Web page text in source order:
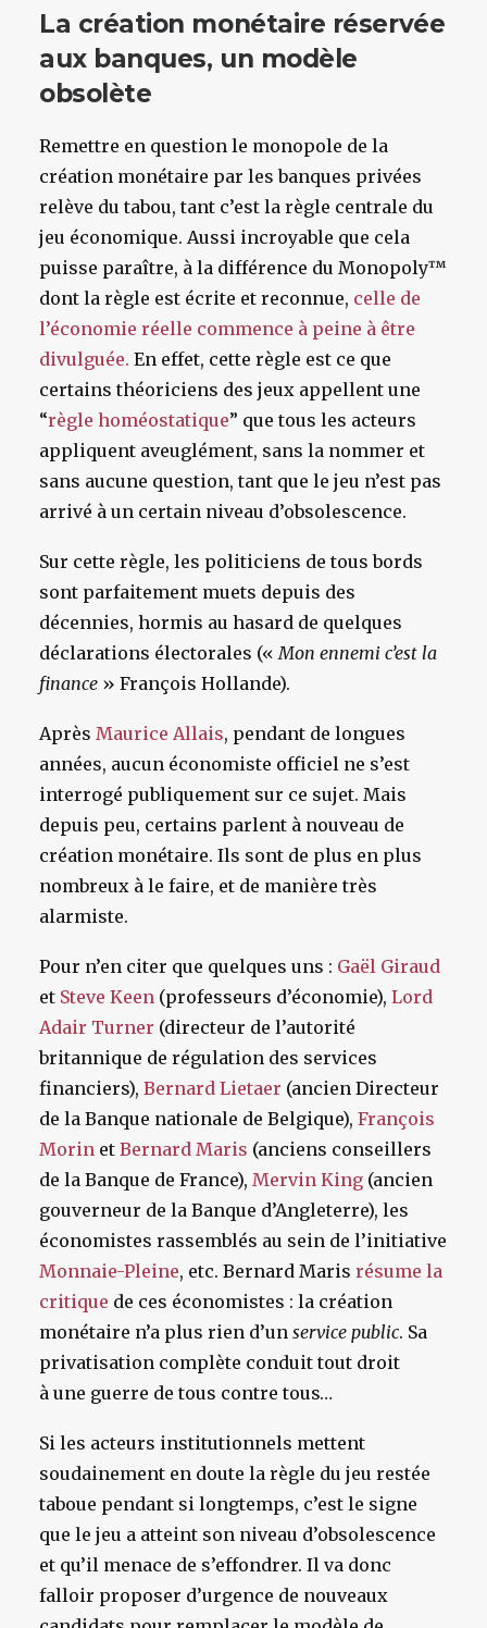
La création monétaire réservée
aux banques, un modèle
obsolète
Remettre en question le monopole de la
création monétaire par les banques privées
relève du tabou, tant c’est la règle centrale du
jeu économique. Aussi incroyable que cela
puisse paraître, à la différence du Monopoly™
dont la règle est écrite et reconnue, celle de
l’économie réelle commence à peine à être
divulguée. En effet, cette règle est ce que
certains théoriciens des jeux appellent une
“règle homéostatique” que tous les acteurs
appliquent aveuglément, sans la nommer et
sans aucune question, tant que le jeu n’est pas
arrivé à un certain niveau d’obsolescence.
Sur cette règle, les politiciens de tous bords
sont parfaitement muets depuis des
décennies, hormis au hasard de quelques
déclarations électorales («Mon ennemi c’est la
finance » François Hollande).
Après Maurice Allais, pendant de longues
années, aucun économiste officiel ne s’est
interrogé publiquement sur ce sujet. Mais
depuis peu, certains parlent à nouveau de
création monétaire. Ils sont de plus en plus
nombreux à le faire, et de manière très
alarmiste.
Pour n’en citer que quelques uns : Gaël Giraud
et Steve Keen (professeurs d’économie), Lord
Adair Turner (directeur de l’autorité
britannique de régulation des services
financiers), Bernard Lietaer (ancien Directeur
de la Banque nationale de Belgique), François
Morin et Bernard Maris (anciens conseillers
de la Banque de France), Mervin King (ancien
gouverneur de la Banque d’Angleterre), les
économistes rassemblés au sein de l’initiative
Monnaie-Pleine, etc. Bernard Maris résume la
critique de ces économistes : la création
monétaire n’a plus rien d’un service public. Sa
privatisation complète conduit tout droit
à une guerre de tous contre tous…
Si les acteurs institutionnels mettent
soudainement en doute la règle du jeu restée
taboue pendant si longtemps, c’est le signe
que le jeu a atteint son niveau d’obsolescence
et qu’il menace de s’effondrer. Il va donc
falloir proposer d’urgence de nouveaux